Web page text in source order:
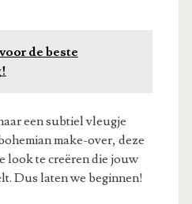
de beste
een subtiel vleugje
make-over, deze
look te creëren die jouw
Dus laten we beginnen!